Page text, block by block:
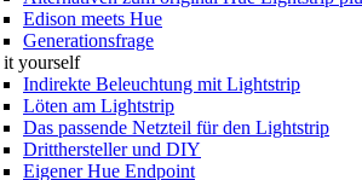
Edison meets Hue
Generationsfrage
yourself
Indirekte Beleuchtung mit Lightstrip
Löten am Lightstrip
Das passende Netzteil für den Lightstrip
Dritthersteller und DIY
Eigener Hue Endpoint